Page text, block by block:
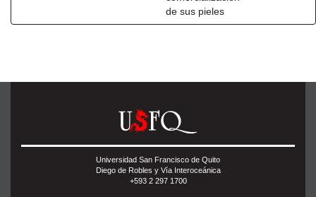
de sus pieles
Universidad San Francisco de Quito
Diego de Robles y Vía Interoceánica
+593 2 297 1700